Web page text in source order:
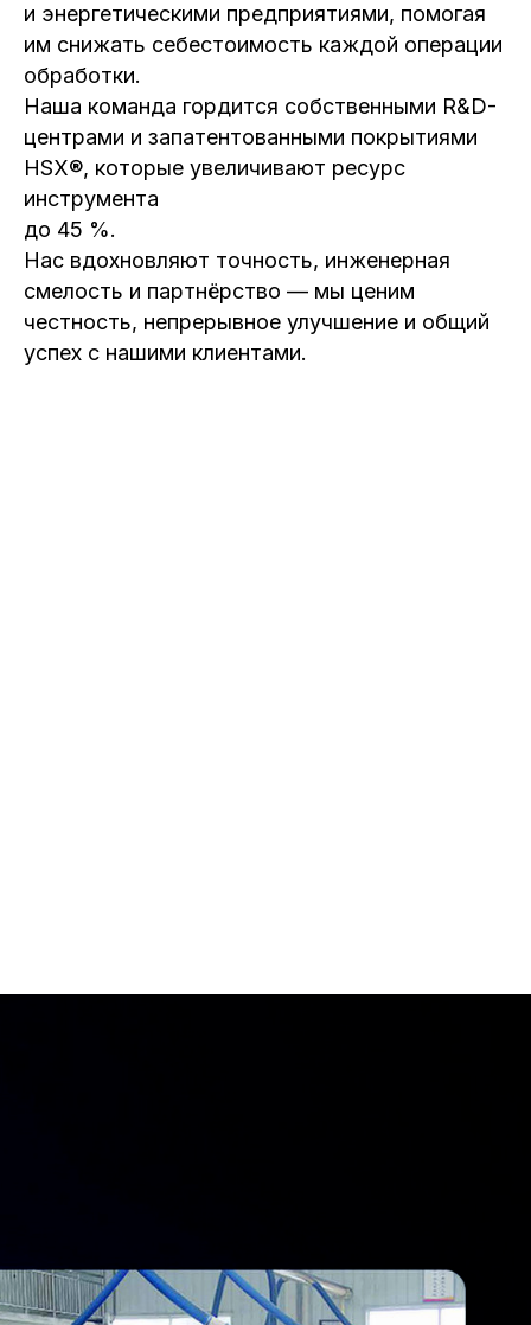
и энергетическими предприятиями, помогая
им снижать себестоимость каждой операции
обработки.
Наша команда гордится собственными R&D-
центрами и запатентованными покрытиями
HSX®, которые увеличивают ресурс
инструмента
до 45 %.
Нас вдохновляют точность, инженерная
смелость и партнёрство — мы ценим
честность, непрерывное улучшение и общий
успех с нашими клиентами.